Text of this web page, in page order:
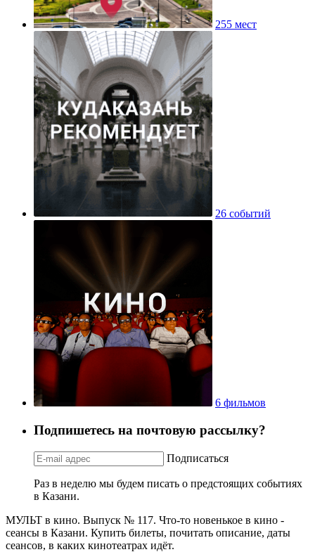
255 мест
26 событий
6 фильмов
Подпишетесь на почтовую рассылку?
Подписаться
Раз в неделю мы будем писать о предстоящих событиях
в Казани.
МУЛЬТ в кино. Выпуск № 117. Что-то новенькое в кино -
сеансы в Казани. Купить билеты, почитать описание, даты
сеансов, в каких кинотеатрах идёт.